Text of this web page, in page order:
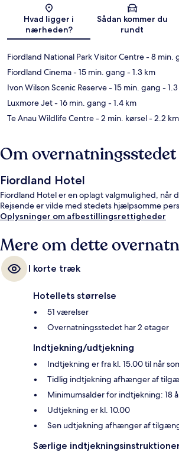
Kort
Hvad ligger i
nærheden?
Sådan kommer du
rundt
Fiordland National Park Visitor Centre- 8 min.
Fiordland Cinema- 15 min. gang - 1.3 km
Ivon Wilson Scenic Reserve- 15 min. gang -
Luxmore Jet- 16 min. gang - 1.4 km
Te Anau Wildlife Centre- 2 min. kørsel- 2.2 km
Om overnatningsstedet
Fiordland Hotel
Fiordland Hotel er en oplagt valgmulighed, når
Rejsende er vilde med stedets hjælpsomme
Oplysninger om afbestillingsrettigheder
Mere om dette
I korte træk
Hotellets størrelse
51 værelser
Overnatningsstedet har 2 etager
Indtjekning/udtjekning
Indtjekning er fra kl. 15.00 til når
Tidlig indtjekning afhænger af
Minimumsalder for indtjekning: 18
Udtjekning er kl. 10.00
Sen udtjekning afhænger af
Særlige